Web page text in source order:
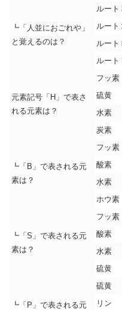
┗「人並におごれや」
と覚えるのは？
ルート
ルート
ルート
ルート
元素記号「H」で表さ
れる元素は？
フッ素
硫黄
水素
炭素
┗「B」で表される元
素は？
フッ素
酸素
水素
ホウ素
┗「S」で表される元
素は？
フッ素
酸素
水素
硫黄
┗「P」で表される元
硫黄
リン